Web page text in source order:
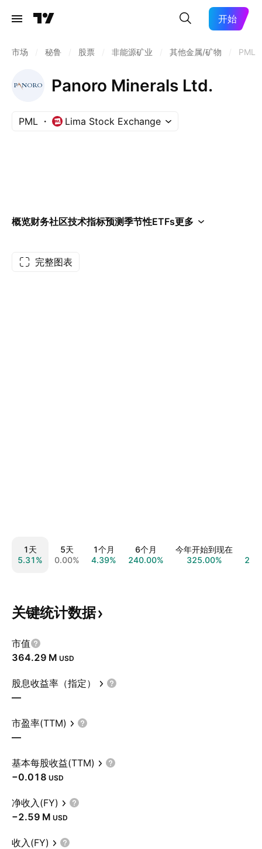
开始
市场 秘鲁 股票 非能源矿业 其他金属/矿物 PML
Panoro Minerals Ltd.
PML Lima Stock Exchange
概览财务社区技术指标预测季节性ETFs更多
完整图表
1天
5.31%
5天
0.00%
1个月
4.39%
6个月
240.00%
今年开始到现在
325.00%
关键统计数据
市值
‪364.29 M‬ USD
股息收益率（指定）
—
市盈率(TTM)
—
基本每股收益(TTM)
−0.018 USD
净收入(FY)
‪−2.59 M‬ USD
收入(FY)